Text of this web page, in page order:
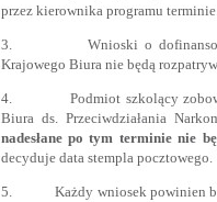
przez kierownika programu
3. Wnioski o dofinansowanie,
Krajowego Biura nie będą
4. Podmiot szkolący
Biura ds. Przeciwdziałania
nadesłane po tym terminie nie
decyduje data stempla pocztowego.
5. Każdy wniosek powinien być